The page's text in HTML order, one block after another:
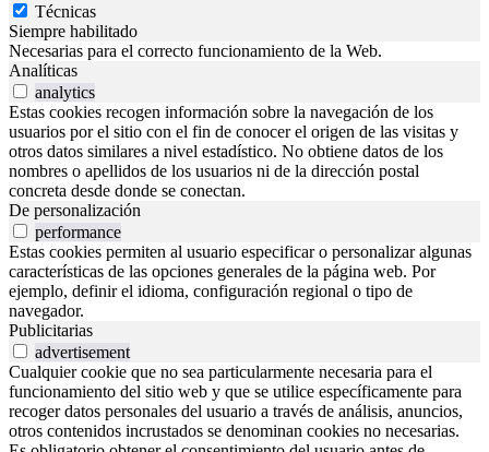
Técnicas
Siempre habilitado
Necesarias para el correcto funcionamiento de la Web.
Analíticas
analytics
Estas cookies recogen información sobre la navegación de los
usuarios por el sitio con el fin de conocer el origen de las visitas y
otros datos similares a nivel estadístico. No obtiene datos de los
nombres o apellidos de los usuarios ni de la dirección postal
concreta desde donde se conectan.
De personalización
performance
Estas cookies permiten al usuario especificar o personalizar algunas
características de las opciones generales de la página web. Por
ejemplo, definir el idioma, configuración regional o tipo de
navegador.
Publicitarias
advertisement
Cualquier cookie que no sea particularmente necesaria para el
funcionamiento del sitio web y que se utilice específicamente para
recoger datos personales del usuario a través de análisis, anuncios,
otros contenidos incrustados se denominan cookies no necesarias.